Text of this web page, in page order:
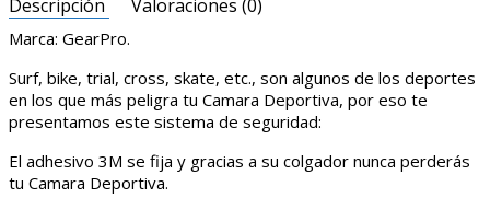
Descripción Valoraciones (0)
Marca: GearPro.
Surf, bike, trial, cross, skate, etc., son algunos de los deportes
en los que más peligra tu Camara Deportiva, por eso te
presentamos este sistema de seguridad:
El adhesivo 3M se fija y gracias a su colgador nunca perderás
tu Camara Deportiva.